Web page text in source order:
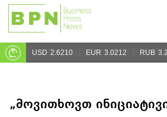
USD 2.6210 EUR 3.0212 RUB
„მოვითხოვთ